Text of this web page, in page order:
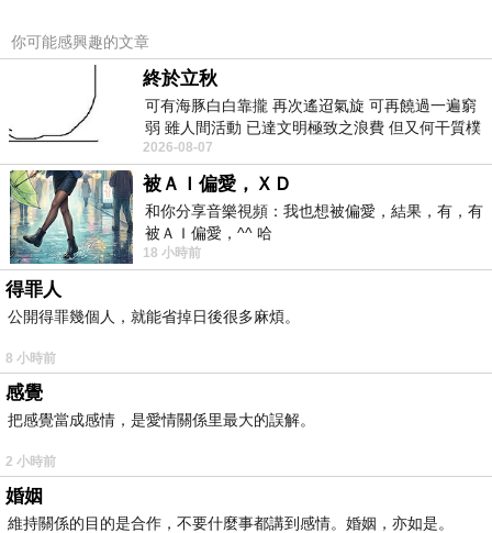
你可能感興趣的文章
終於立秋
可有海豚白白靠攏 再次遙迢氣旋 可再饒過一遍窮
弱 雖人間活動 已達文明極致之浪費 但又何干質樸
者 只能白白陪葬
2026-08-07
被ＡＩ偏愛，ＸＤ
和你分享音樂視頻：我也想被偏愛，結果，有，有
被ＡＩ偏愛，^^ 哈
18 小時前
得罪人
公開得罪幾個人，就能省掉日後很多麻煩。
8 小時前
感覺
把感覺當成感情，是愛情關係里最大的誤解。
2 小時前
婚姻
維持關係的目的是合作，不要什麼事都講到感情。婚姻，亦如是。